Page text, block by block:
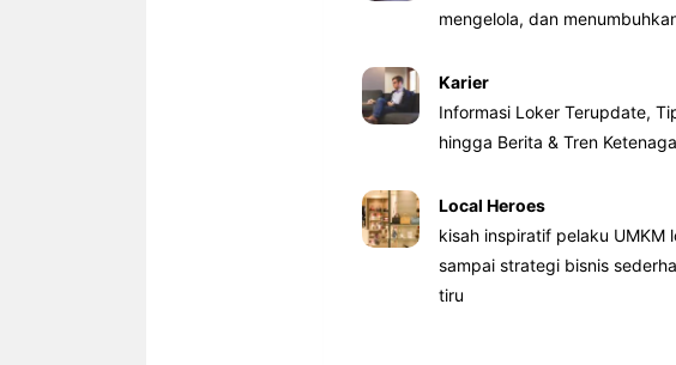
mengelola, dan
Karier
Informasi Loker Terupdate,
hingga Berita & Tren
Local Heroes
kisah inspiratif pelaku UMKM
sampai strategi bisnis
tiru